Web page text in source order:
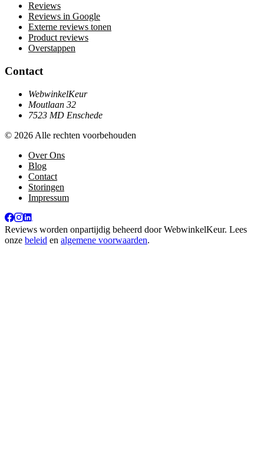
Reviews
Reviews in Google
Externe reviews tonen
Product reviews
Overstappen
Contact
WebwinkelKeur
Moutlaan 32
7523 MD Enschede
© 2026 Alle rechten voorbehouden
Over Ons
Blog
Contact
Storingen
Impressum
Reviews worden onpartijdig beheerd doorWebwinkelKeur. Lees
onze beleid en algemene voorwaarden.